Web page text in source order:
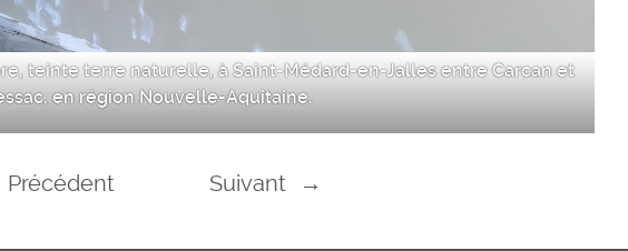
teinte terre naturelle, à Saint-Médard-en-Jalles entre Carcan et
en région Nouvelle-Aquitaine.
Précédent Suivant →